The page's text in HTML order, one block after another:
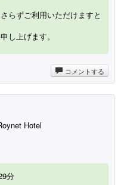
らずご利用いただけますと
し上げます。
コメントする
Hotel
分